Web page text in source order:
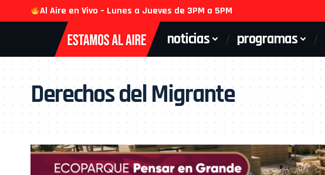
Al Aire en Vivo – Lunes a Jueves de 3PM a 5PM
noticias programas
Derechos del Migrante